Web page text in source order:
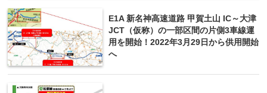
E1A 新名神高速道路 甲賀土山 IC～大津
JCT（仮称）の一部区間の片側3車線運
用を開始！2022年3月29日から供用開始
へ